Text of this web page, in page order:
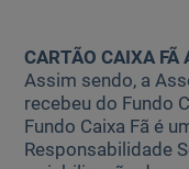
CARTÃO CAIXA
Assim sendo, a
recebeu do Fundo
Fundo Caixa Fã é
Responsabilidade